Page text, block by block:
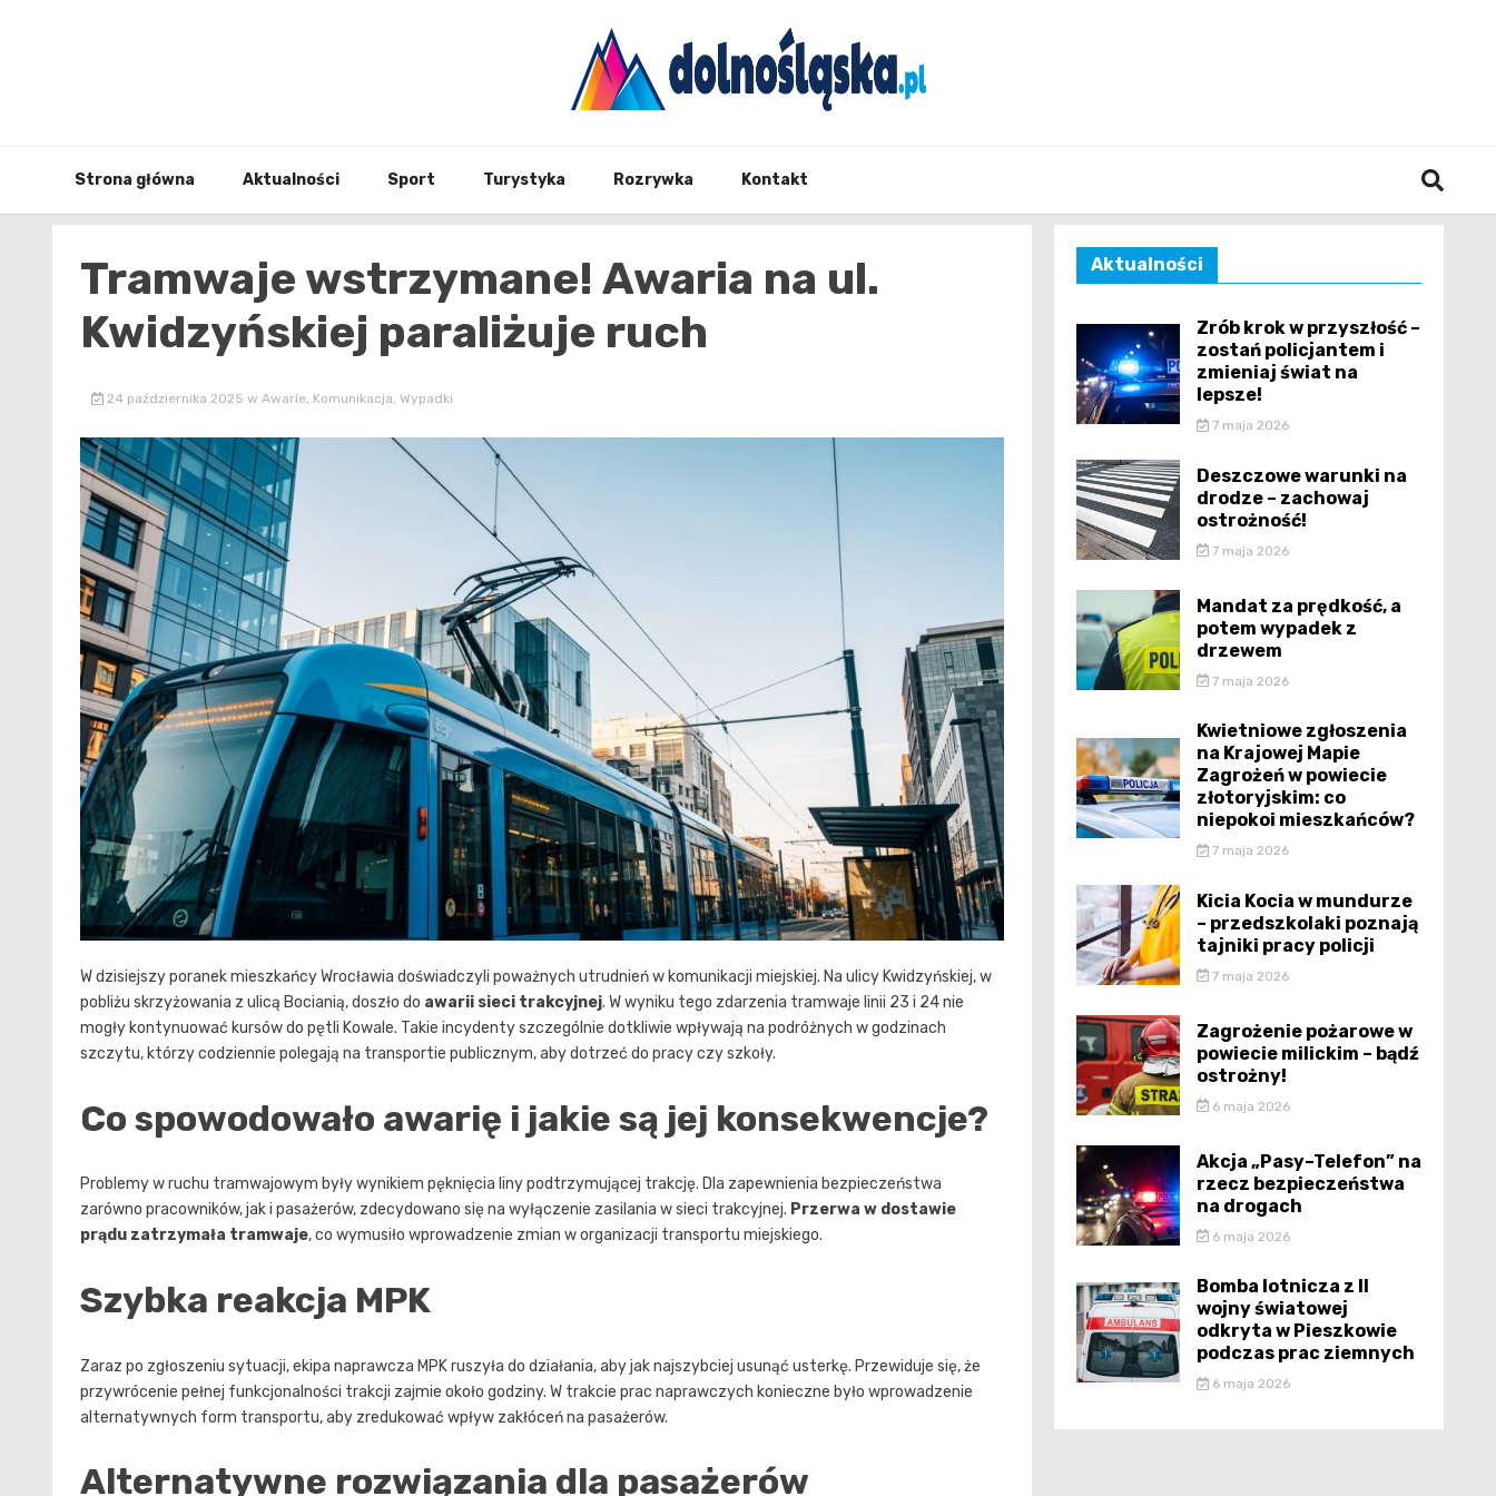
Strona główna Aktualności Sport Turystyka Rozrywka Kontakt
Tramwaje wstrzymane! Awaria na ul.
Kwidzyńskiej paraliżuje ruch
24 października 2025 w Awarie, Komunikacja, Wypadki
W dzisiejszy poranek mieszkańcy Wrocławia doświadczyli poważnych utrudnień w komunikacji miejskiej. Na ulicy Kwidzyńskiej, w
pobliżu skrzyżowania z ulicą Bocianią, doszło do awarii sieci trakcyjnej. W wyniku tego zdarzenia tramwaje linii 23 i 24 nie
mogły kontynuować kursów do pętli Kowale. Takie incydenty szczególnie dotkliwie wpływają na podróżnych w godzinach
szczytu, którzy codziennie polegają na transportie publicznym, aby dotrzeć do pracy czy szkoły.
Co spowodowało awarię i jakie są jej konsekwencje?
Problemy w ruchu tramwajowym były wynikiem pęknięcia liny podtrzymującej trakcję. Dla zapewnienia bezpieczeństwa
zarówno pracowników, jak i pasażerów, zdecydowano się na wyłączenie zasilania w sieci trakcyjnej. Przerwa w dostawie
prądu zatrzymała tramwaje, co wymusiło wprowadzenie zmian w organizacji transportu miejskiego.
Szybka reakcja MPK
Zaraz po zgłoszeniu sytuacji, ekipa naprawcza MPK ruszyła do działania, aby jak najszybciej usunąć usterkę. Przewiduje się, że
przywrócenie pełnej funkcjonalności trakcji zajmie około godziny. W trakcie prac naprawczych konieczne było wprowadzenie
alternatywnych form transportu, aby zredukować wpływ zakłóceń na pasażerów.
Alternatywne rozwiązania dla pasażerów
Aktualności
Zrób krok w przyszłość –
zostań policjantem i
zmieniaj świat na
lepsze!
7 maja 2026
Deszczowe warunki na
drodze – zachowaj
ostrożność!
7 maja 2026
Mandat za prędkość, a
potem wypadek z
drzewem
7 maja 2026
Kwietniowe zgłoszenia
na Krajowej Mapie
Zagrożeń w powiecie
złotoryjskim: co
niepokoi mieszkańców?
7 maja 2026
Kicia Kocia w mundurze
– przedszkolaki poznają
tajniki pracy policji
7 maja 2026
Zagrożenie pożarowe w
powiecie milickim – bądź
ostrożny!
6 maja 2026
Akcja „Pasy–Telefon” na
rzecz bezpieczeństwa
na drogach
6 maja 2026
Bomba lotnicza z II
wojny światowej
odkryta w Pieszkowie
podczas prac ziemnych
6 maja 2026